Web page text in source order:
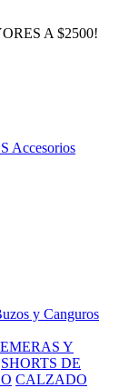
A $2500!
Accesorios
y Canguros
Y
SHORTS DE
CALZADO